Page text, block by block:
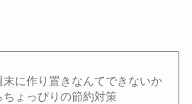
末に作り置きなんてできないか
ちょっぴりの節約対策